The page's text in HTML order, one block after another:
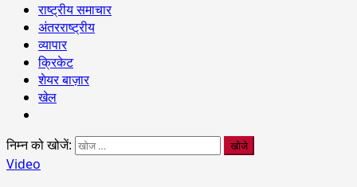
राष्ट्रीय समाचार
अंतरराष्ट्रीय
व्यापार
क्रिकेट
शेयर बाज़ार
खेल
निम्न को खोजें:
Video